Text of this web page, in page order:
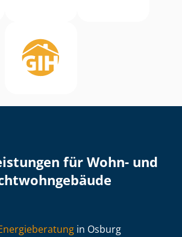
für Wohn- und
in Osburg